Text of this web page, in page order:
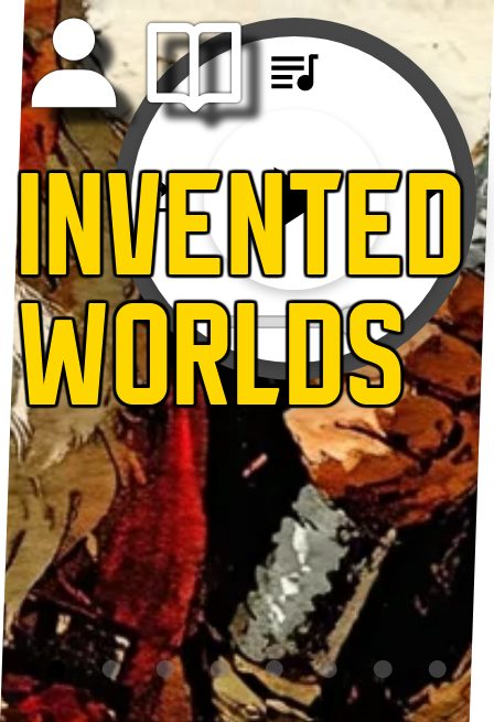
INVENTED
WORLDS